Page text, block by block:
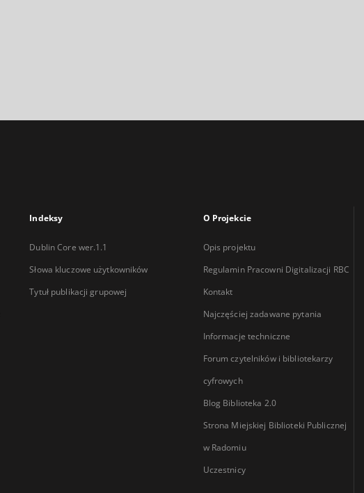
Indeksy
Dublin Core wer.1.1
Słowa kluczowe użytkowników
Tytuł publikacji grupowej
O Projekcie
Opis projektu
Regulamin Pracowni Digitalizacji RBC
Kontakt
Najczęściej zadawane pytania
Informacje techniczne
Forum czytelników i bibliotekarzy
cyfrowych
Blog Biblioteka 2.0
Strona Miejskiej Biblioteki Publicznej
w Radomiu
Uczestnicy